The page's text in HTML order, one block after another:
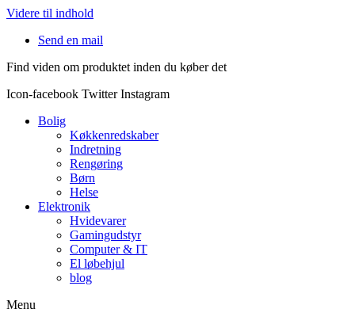
Videre til indhold
Send en mail
Find viden om produktet inden du køber det
Icon-facebook Twitter Instagram
Bolig
Køkkenredskaber
Indretning
Rengøring
Børn
Helse
Elektronik
Hvidevarer
Gamingudstyr
Computer & IT
El løbehjul
blog
Menu